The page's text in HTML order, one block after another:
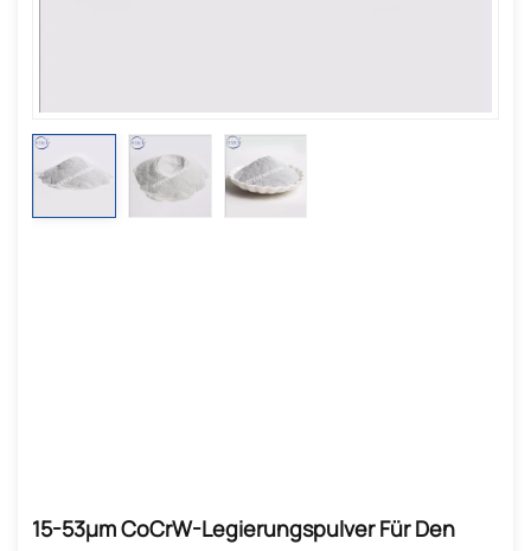
15-53µm CoCrW-Legierungspulver Für Den